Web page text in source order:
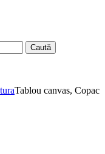
Caută
Tablou canvas, Copac